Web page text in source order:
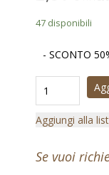
47 disponibili
- SCONTO
Aggiungi alla
Se vuoi